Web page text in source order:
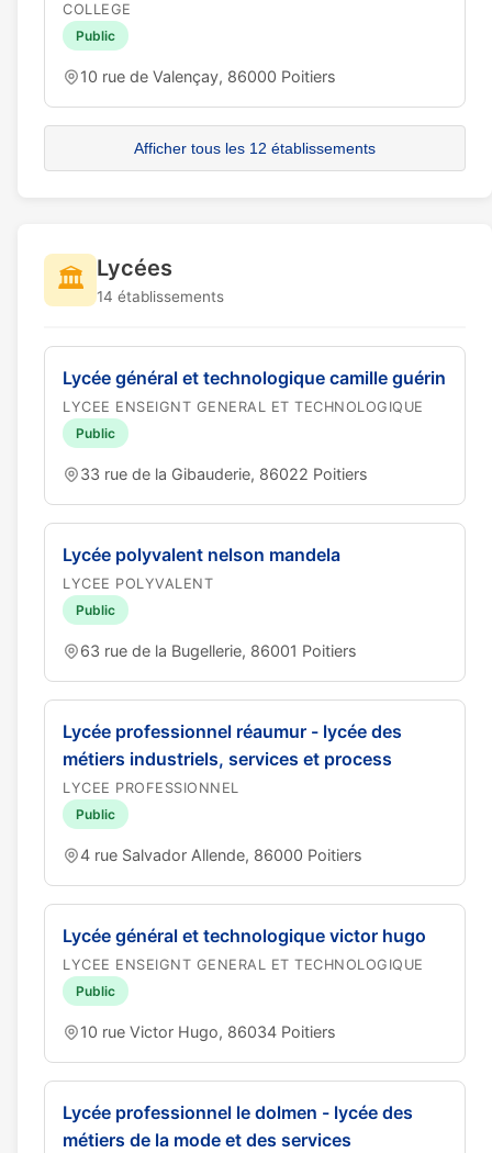
COLLEGE
Public
10 rue de Valençay, 86000 Poitiers
Afficher tous les 12 établissements
🏛️ Lycées
14 établissements
Lycée général et technologique camille guérin
LYCEE ENSEIGNT GENERAL ET TECHNOLOGIQUE
Public
33 rue de la Gibauderie, 86022 Poitiers
Lycée polyvalent nelson mandela
LYCEE POLYVALENT
Public
63 rue de la Bugellerie, 86001 Poitiers
Lycée professionnel réaumur - lycée des
métiers industriels, services et process
LYCEE PROFESSIONNEL
Public
4 rue Salvador Allende, 86000 Poitiers
Lycée général et technologique victor hugo
LYCEE ENSEIGNT GENERAL ET TECHNOLOGIQUE
Public
10 rue Victor Hugo, 86034 Poitiers
Lycée professionnel le dolmen - lycée des
métiers de la mode et des services